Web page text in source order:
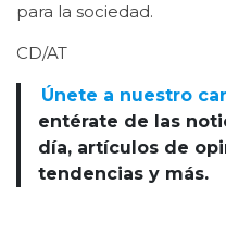
para la sociedad.
CD/AT
Únete a nuestro
entérate de las
día, artículos de
tendencias y más.